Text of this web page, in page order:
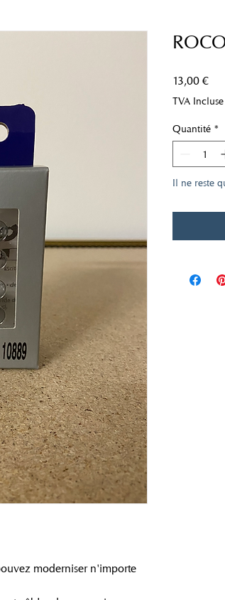
moderniser n'importe
13,00 €Prix
TVA Incluse
Quantité *
Il ne reste